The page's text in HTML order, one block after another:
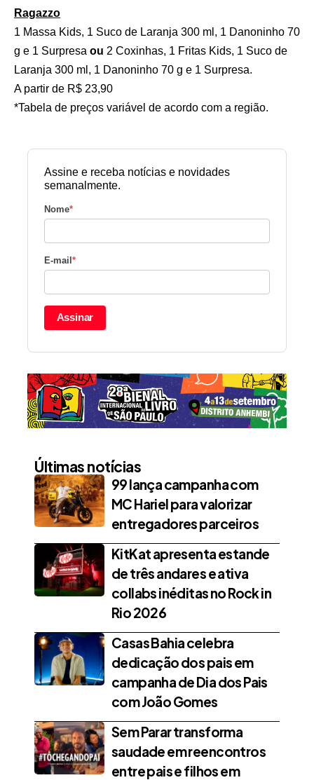
Ragazzo
1 Massa Kids, 1 Suco de Laranja 300 ml, 1 Danoninho 70
g e 1 Surpresa ou 2 Coxinhas, 1 Fritas Kids, 1 Suco de
Laranja 300 ml, 1 Danoninho 70 g e 1 Surpresa.
A partir de R$ 23,90
*Tabela de preços variável de acordo com a região.
Assine e receba notícias e novidades
semanalmente.
Nome*
E-mail *
Assinar
Últimas notícias
99 lança campanha com
MC Hariel para valorizar
entregadores parceiros
KitKat apresenta estande
de três andares e ativa
collabs inéditas no Rock in
Rio 2026
Casas Bahia celebra
dedicação dos pais em
campanha de Dia dos Pais
com João Gomes
Sem Parar transforma
saudade em reencontros
entre pais e filhos em